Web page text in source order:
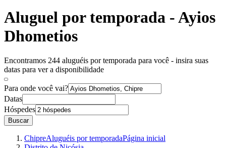
Aluguel por temporada - Ayios
Dhometios
Encontramos 244 aluguéis por temporada para você - insira suas
datas para ver a disponibilidade
Para onde você vai?
Datas
Hóspedes
Buscar
ChipreAluguéis por temporadaPágina inicial